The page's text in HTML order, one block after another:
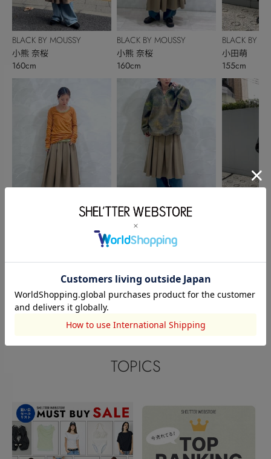
BLACK BY MOUSSY
小熊 奈桜
160cm
BLACK BY MOUSSY
BLACK BY MOUSSY
小熊 奈桜
160cm
BLACK BY MOUSSY
小熊 奈桜
160cm
BLACK BY
小田萌
155cm
このアイテムを見た人がチェックしている商品
閲覧中カテゴリーのランキング
TOPICS